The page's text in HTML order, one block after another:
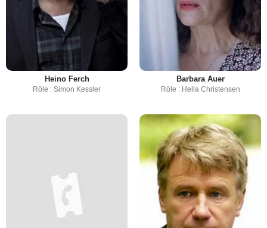
Heino Ferch
Rôle : Simon Kessler
Barbara Auer
Rôle : Hella Christensen